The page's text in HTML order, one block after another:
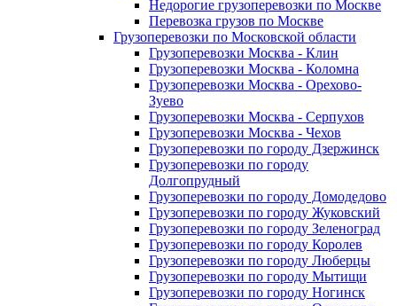
Недорогие грузоперевозки по Москве
Перевозка грузов по Москве
Грузоперевозки по Московской области
Грузоперевозки Москва - Клин
Грузоперевозки Москва - Коломна
Грузоперевозки Москва - Орехово-
Зуево
Грузоперевозки Москва - Серпухов
Грузоперевозки Москва - Чехов
Грузоперевозки по городу Дзержинск
Грузоперевозки по городу
Долгопрудный
Грузоперевозки по городу Домодедово
Грузоперевозки по городу Жуковский
Грузоперевозки по городу Зеленоград
Грузоперевозки по городу Королев
Грузоперевозки по городу Люберцы
Грузоперевозки по городу Мытищи
Грузоперевозки по городу Ногинск